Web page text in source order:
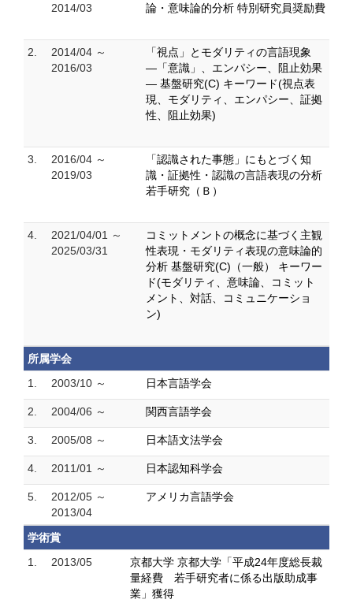
2014/03
論・意味論的分析 特別研究員奨励費
2.
2014/04 ～
2016/03
「視点」とモダリティの言語現象
―「意識」、エンパシー、阻止効果
― 基盤研究(C) キーワード(視点表
現、モダリティ、エンパシー、証拠
性、阻止効果)
3.
2016/04 ～
2019/03
「認識された事態」にもとづく知
識・証拠性・認識の言語表現の分析
若手研究（Ｂ）
4.
2021/04/01 ～
2025/03/31
コミットメントの概念に基づく主観
性表現・モダリティ表現の意味論的
分析 基盤研究(C)（一般） キーワー
ド(モダリティ、意味論、コミット
メント、対話、コミュニケーショ
ン)
所属学会
1.
2003/10 ～ 日本言語学会
2. 2004/06 ～ 関西言語学会
3. 2005/08 ～ 日本語文法学会
4. 2011/01 ～ 日本認知科学会
5.
2012/05 ～
2013/04
アメリカ言語学会
学術賞
1.
2013/05
京都大学 京都大学「平成24年度総長裁
量経費 若手研究者に係る出版助成事
業」獲得